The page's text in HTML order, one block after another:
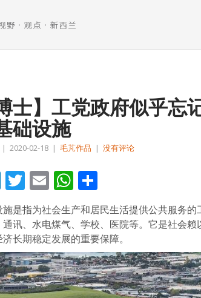
士】工党政府似乎忘
础设施
| 2020-02-18 | 毛芃作品 | 没有评论
LinkedIn
Twitter
EmailWhatsApp
享
指为社会生产和居民生活提供公共服务的
讯、水电煤气、学校、医院等。它是社会赖
长期稳定发展的重要保障。